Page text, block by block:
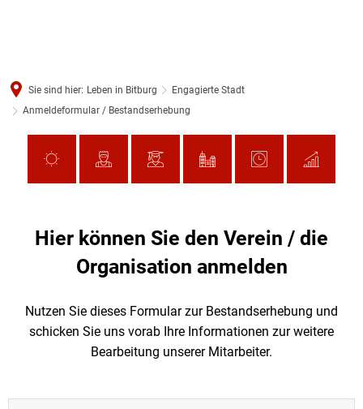
Sie sind hier: Leben in Bitburg
Engagierte Stadt
Anmeldeformular / Bestandserhebung
Hier können Sie den Verein / die
Organisation anmelden
Nutzen Sie dieses Formular zur Bestandserhebung und
schicken Sie uns vorab Ihre Informationen zur weitere
Bearbeitung unserer Mitarbeiter.